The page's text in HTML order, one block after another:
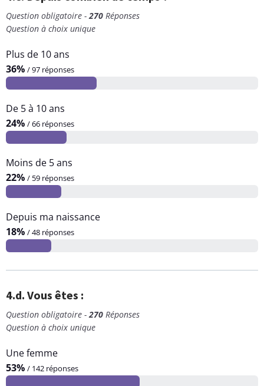
Question obligatoire -270 Réponses
Question à choix unique
Plus de 10 ans
36% / 97 réponses
De 5 à 10 ans
24% / 66 réponses
Moins de 5 ans
22% / 59 réponses
Depuis ma naissance
18% / 48 réponses
4.d. Vous êtes :
Question obligatoire -270 Réponses
Question à choix unique
Une femme
53% / 142 réponses